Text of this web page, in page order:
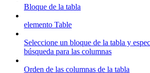
Bloque de la tabla
elemento Table
Seleccione un bloque de la tabla y
búsqueda para las columnas
Orden de las columnas de la tabla